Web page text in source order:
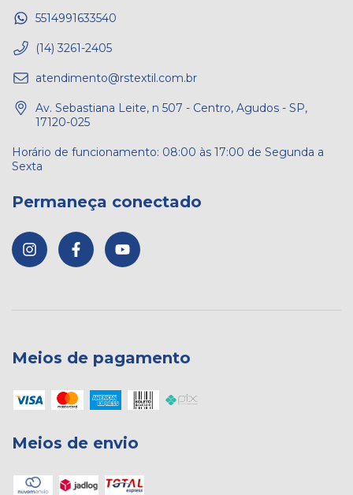
5514991633540
(14) 3261-2405
atendimento@rstextil.com.br
Av. Sebastiana Leite, n 507 - Centro, Agudos - SP,
17120-025
Permaneça conectado
Meios de pagamento
Meios de envio